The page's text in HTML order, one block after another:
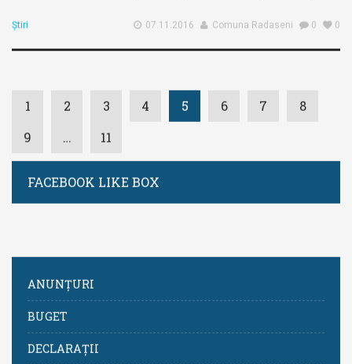
Știri 07.11.2016 Comuna Radaseni 0 0
1 2 3 4 5 6 7
8
9
… 11
FACEBOOK LIKE BOX
ANUNȚURI
BUGET
DECLARAȚII